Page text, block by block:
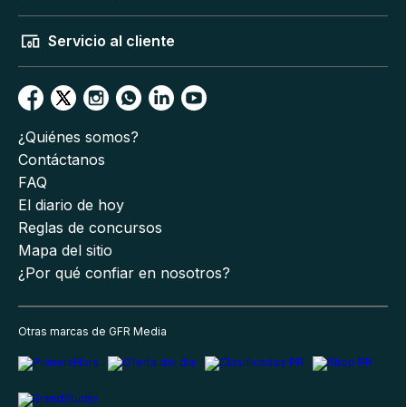
Servicio al cliente
¿Quiénes somos?
Contáctanos
FAQ
El diario de hoy
Reglas de concursos
Mapa del sitio
¿Por qué confiar en nosotros?
Otras marcas de GFR Media